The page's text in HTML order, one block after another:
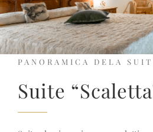
PANORAMICA DELA
Suite